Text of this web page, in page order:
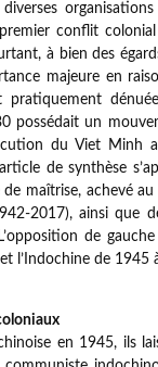
conflit
à bien des
majeure en
possédait un
du Viet Minh
de synthèse
maîtrise, achevé
2017), ainsi que
de
l’Indochine de 1945
en 1945, ils